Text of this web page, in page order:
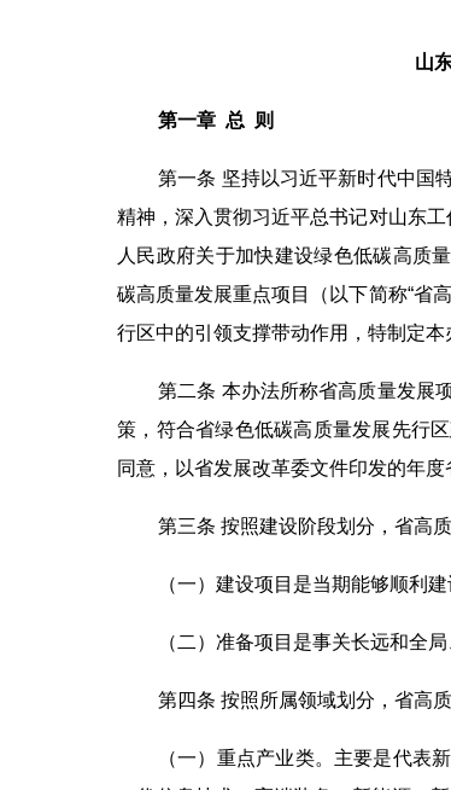
山
第一章 总 则
第一条 坚持以习近平新时代中国
精神，深入贯彻习近平总书记对山东
人民政府关于加快建设绿色低碳高质
碳高质量发展重点项目（以下简称“省
行区中的引领支撑带动作用，特制定本
第二条 本办法所称省高质量发展
策，符合省绿色低碳高质量发展先行
同意，以省发展改革委文件印发的年度
第三条 按照建设阶段划分，省高
（一）建设项目是当期能够顺利
（二）准备项目是事关长远和全
第四条 按照所属领域划分，省高
（一）重点产业类。主要是代表